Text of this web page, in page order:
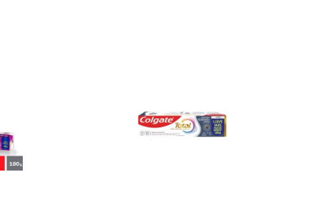
essencial para quem deseja manter a confiança ao sorrir